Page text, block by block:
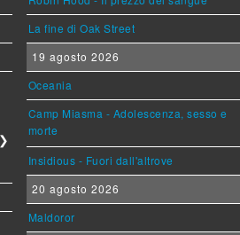
❯
La fine di Oak Street
19 agosto 2026
Oceania
Camp Miasma - Adolescenza, sesso e
morte
Insidious - Fuori dall'altrove
20 agosto 2026
Maldoror